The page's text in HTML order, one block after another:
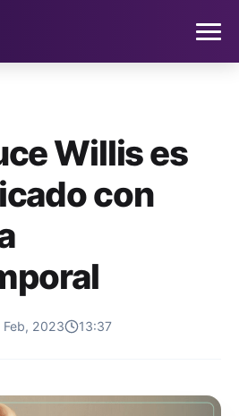
NOTICIAS
SOMOS
CONTACTO
Willis es
con
Feb, 2023 13:37